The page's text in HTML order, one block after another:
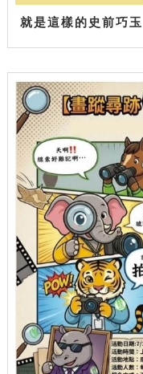
就是這樣的史前巧玉